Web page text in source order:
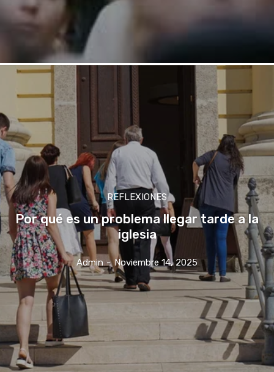
REFLEXIONES
Por qué es un problema llegar tarde a la
iglesia
Admin - Noviembre 14, 2025